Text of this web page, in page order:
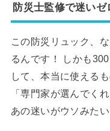
防災士監修で迷い
この防災リュック、
るんです！ しかも
して、本当に使える
「専門家が選んでく
あの迷いがウソみた